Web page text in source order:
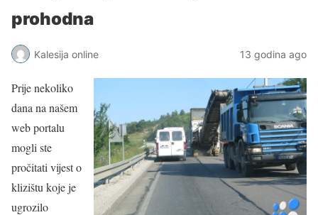
prohodna
Kalesija online 13 godina ago
Prije nekoliko
dana na našem
web portalu
mogli ste
pročitati vijest o
klizištu koje je
ugrozilo